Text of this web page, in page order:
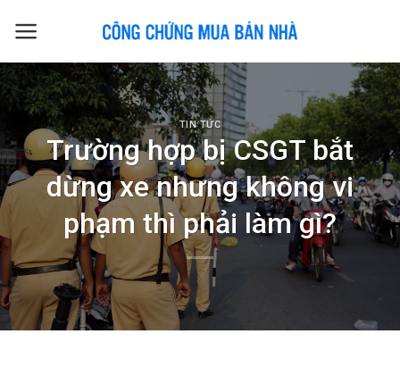
TIN TỨC
Trường hợp bị CSGT bắt
dừng xe nhưng không vi
phạm thì phải làm gì?